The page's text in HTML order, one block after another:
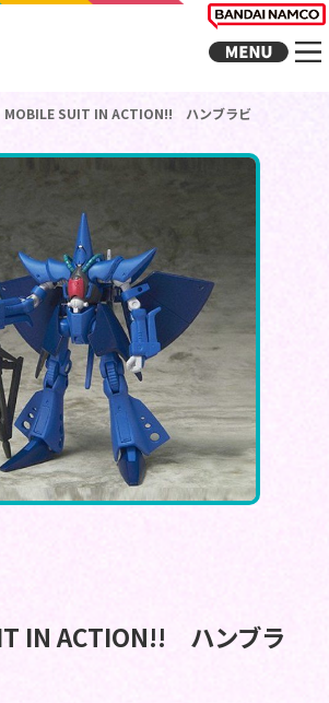
MOBILE SUIT IN ACTION!! ハンブラビ
IN ACTION!! ハンブラ